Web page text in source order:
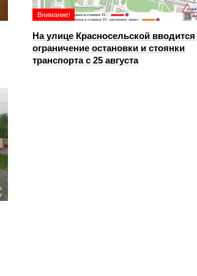
Внимание!
На улице Красносельской вводится
ограничение остановки и стоянки
транспорта с 25 августа